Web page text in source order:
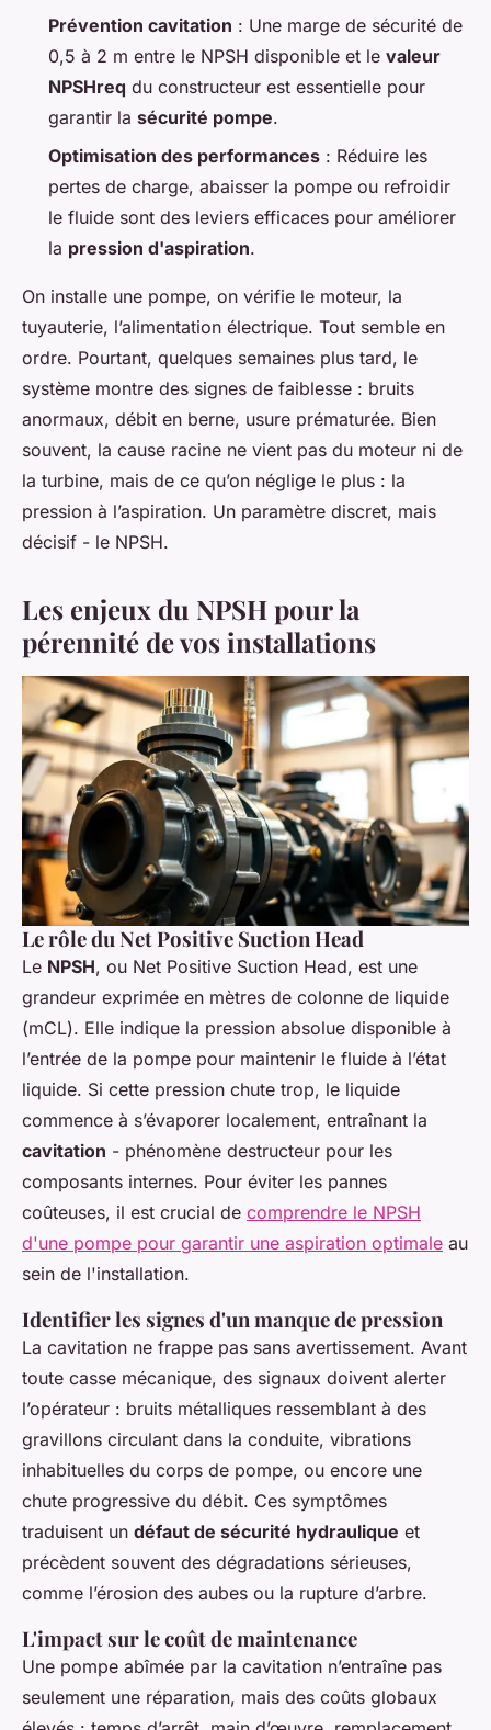
Prévention cavitation : Une marge de sécurité de
0,5 à 2 m entre le NPSH disponible et le valeur
NPSHreq du constructeur est essentielle pour
garantir la sécurité pompe.
Optimisation des performances : Réduire les
pertes de charge, abaisser la pompe ou refroidir
le fluide sont des leviers efficaces pour améliorer
la pression d'aspiration.
On installe une pompe, on vérifie le moteur, la
tuyauterie, l’alimentation électrique. Tout semble en
ordre. Pourtant, quelques semaines plus tard, le
système montre des signes de faiblesse : bruits
anormaux, débit en berne, usure prématurée. Bien
souvent, la cause racine ne vient pas du moteur ni de
la turbine, mais de ce qu’on néglige le plus : la
pression à l’aspiration. Un paramètre discret, mais
décisif - le NPSH.
Les enjeux du NPSH pour la
pérennité de vos installations
Le rôle du Net Positive Suction Head
Le NPSH, ou Net Positive Suction Head, est une
grandeur exprimée en mètres de colonne de liquide
(mCL). Elle indique la pression absolue disponible à
l’entrée de la pompe pour maintenir le fluide à l’état
liquide. Si cette pression chute trop, le liquide
commence à s’évaporer localement, entraînant la
cavitation - phénomène destructeur pour les
composants internes. Pour éviter les pannes
coûteuses, il est crucial de comprendre le NPSH
d'une pompe pour garantir une aspiration optimale au
sein de l'installation.
Identifier les signes d'un manque de pression
La cavitation ne frappe pas sans avertissement. Avant
toute casse mécanique, des signaux doivent alerter
l’opérateur : bruits métalliques ressemblant à des
gravillons circulant dans la conduite, vibrations
inhabituelles du corps de pompe, ou encore une
chute progressive du débit. Ces symptômes
traduisent un défaut de sécurité hydraulique et
précèdent souvent des dégradations sérieuses,
comme l’érosion des aubes ou la rupture d’arbre.
L'impact sur le coût de maintenance
Une pompe abîmée par la cavitation n’entraîne pas
seulement une réparation, mais des coûts globaux